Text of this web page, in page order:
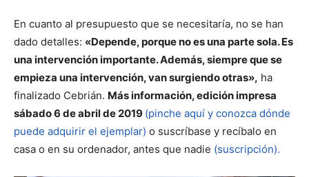
En cuanto al presupuesto que se necesitaría, no se han
dado detalles: «Depende, porque no es una parte sola. Es
una intervención importante. Además, siempre que se
empieza una intervención, van surgiendo otras», ha
finalizado Cebrián. Más información, edición impresa
sábado 6 de abril de 2019 (pinche aquí y conozca dónde
puede adquirir el ejemplar) o suscríbase y recíbalo en
casa o en su ordenador, antes que nadie (suscripción).